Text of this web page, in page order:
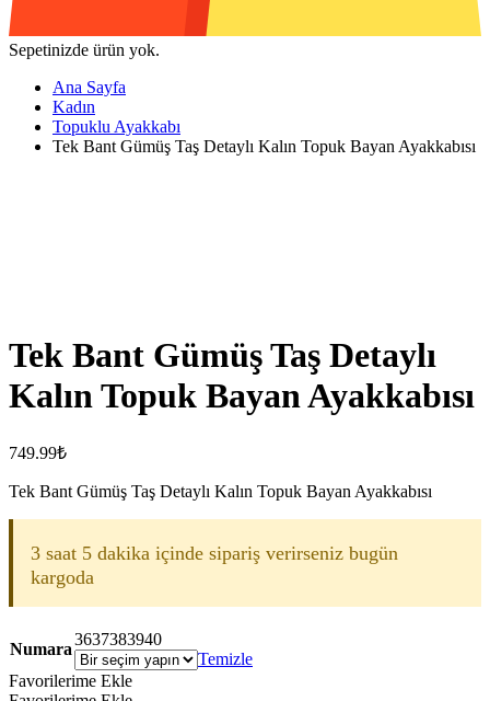
Sepetinizde ürün yok.
Ana Sayfa
Kadın
Topuklu Ayakkabı
Tek Bant Gümüş Taş Detaylı Kalın Topuk Bayan Ayakkabısı
Tek Bant Gümüş Taş Detaylı
Kalın Topuk Bayan Ayakkabısı
749.99₺
Tek Bant Gümüş Taş Detaylı Kalın Topuk Bayan Ayakkabısı
3 saat 5 dakika içinde sipariş verirseniz bugün
kargoda
Numara
3637383940
Temizle
Favorilerime Ekle